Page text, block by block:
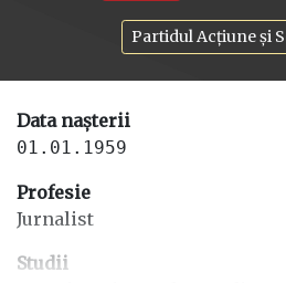
Partidul Acțiune și
Data nașterii
01.01.1959
Profesie
Jurnalist
Studii